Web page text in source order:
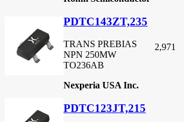
PDTC143ZT,235
TRANS PREBIAS
NPN 250MW
TO236AB
Nexperia USA Inc.
2,971
PDTC123JT,215